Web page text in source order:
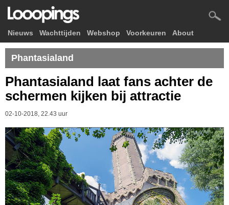
Nieuws Wachttijden Webshop Voorkeuren About
Phantasialand
Phantasialand laat fans achter de
schermen kijken bij attractie
02-10-2018, 22.43 uur